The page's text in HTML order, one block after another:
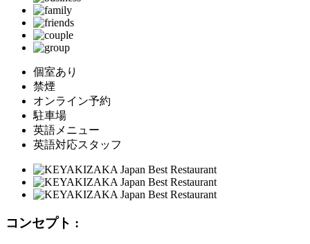
個室あり
禁煙
オンライン予約
駐車場
英語メニュー
英語対応スタッフ
コンセプト :